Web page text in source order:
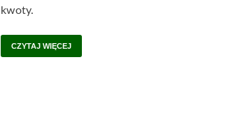
kwoty.
CZYTAJ WIĘCEJ